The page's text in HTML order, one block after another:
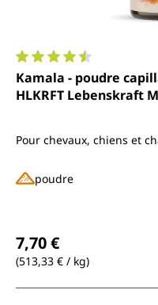
Note moyenne de 4.6
Kamala - poudre
HLKRFT Lebenskraft
Pour chevaux, chiens et
poudre
7,70 €
(513,33 € / kg)